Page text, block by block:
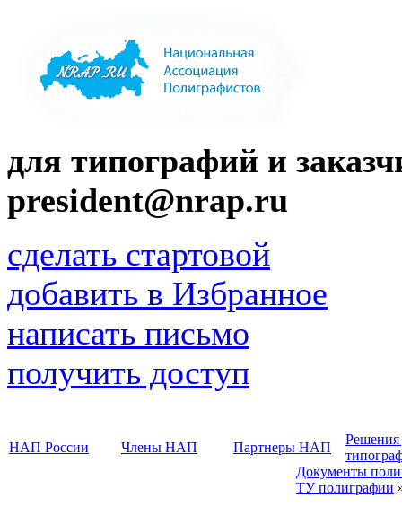
для типографий и
president@nrap.ru
сделать стартовой
добавить в Избранное
написать письмо
получить доступ
НАП России Члены НАП Партнеры НАП
Решения
Документы
ТУ полиграфии